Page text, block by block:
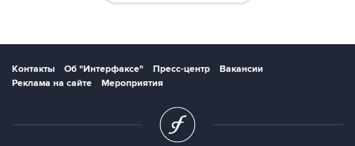
Контакты Об "Интерфаксе" Пресс-центр
Вакансии
Реклама на сайте
Мероприятия